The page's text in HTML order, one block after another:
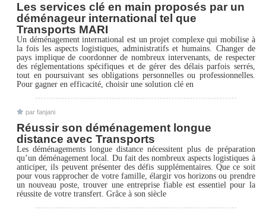
Les services clé en main proposés par un
déménageur international tel que
Transports MARI
Un déménagement international est un projet complexe qui mobilise à
la fois les aspects logistiques, administratifs et humains. Changer de
pays implique de coordonner de nombreux intervenants, de respecter
des réglementations spécifiques et de gérer des délais parfois serrés,
tout en poursuivant ses obligations personnelles ou professionnelles.
Pour gagner en efficacité, choisir une solution clé en
par fanjani
Réussir son déménagement longue
distance avec Transports
Les déménagements longue distance nécessitent plus de préparation
qu’un déménagement local. Du fait des nombreux aspects logistiques à
anticiper, ils peuvent présenter des défis supplémentaires. Que ce soit
pour vous rapprocher de votre famille, élargir vos horizons ou prendre
un nouveau poste, trouver une entreprise fiable est essentiel pour la
réussite de votre transfert. Grâce à son siècle